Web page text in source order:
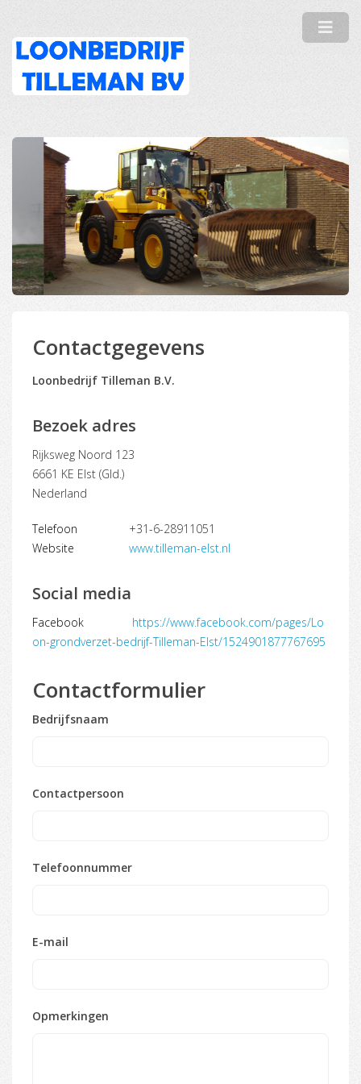
Contactgegevens
Loonbedrijf Tilleman B.V.
Bezoek adres
Rijksweg Noord 123
6661 KE Elst (Gld.)
Nederland
Telefoon
+31-6-28911051
Website
www.tilleman-elst.nl
Social media
Facebook
https://www.facebook.com/pages/Lo
on-grondverzet-bedrijf-Tilleman-Elst/1524901877767695
Contactformulier
Bedrijfsnaam
Contactpersoon
Telefoonnummer
E-mail
Opmerkingen